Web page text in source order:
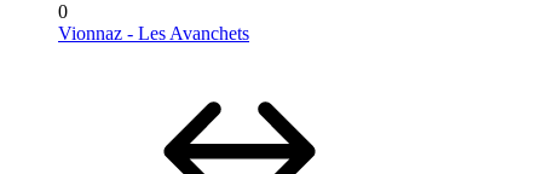
0
Vionnaz - Les Avanchets